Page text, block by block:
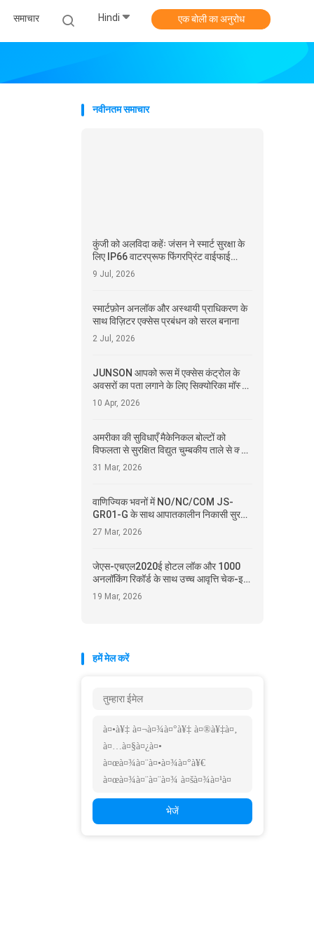
समाचार Hindi एक बोली का अनुरोध
नवीनतम समाचार
कुंजी को अलविदा कहेंः जंसन ने स्मार्ट सुरक्षा के
लिए IP66 वाटरप्रूफ फिंगरप्रिंट वाईफाई
एक्सेस कंट्रोल लॉन्च किया
9 Jul, 2026
स्मार्टफ़ोन अनलॉक और अस्थायी प्राधिकरण के
साथ विज़िटर एक्सेस प्रबंधन को सरल बनाना
2 Jul, 2026
JUNSON आपको रूस में एक्सेस कंट्रोल के
अवसरों का पता लगाने के लिए सिक्योरिका मॉस्को
2026 में मिलने के लिए आमंत्रित करता है
10 Apr, 2026
अमरीका की सुविधाएँ मैकेनिकल बोल्टों को
विफलता से सुरक्षित विद्युत चुम्बकीय ताले से क्यों
बदल रही हैं?
31 Mar, 2026
वाणिज्यिक भवनों में NO/NC/COM JS-
GR01-G के साथ आपातकालीन निकासी सुरक्षा
को बढ़ाना
27 Mar, 2026
जेएस-एचएल2020ई होटल लॉक और 1000
अनलॉकिंग रिकॉर्ड के साथ उच्च आवृत्ति चेक-इन
प्रबंधन चुनौतियों का समाधान करना
19 Mar, 2026
हमें मेल करें
भेजें